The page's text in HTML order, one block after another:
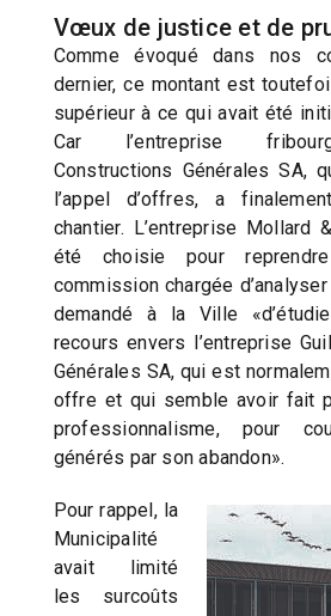
Vœux de justice et de
Comme évoqué dans nos
dernier, ce montant est
supérieur à ce qui avait été
Car l’entreprise
Constructions Générales SA,
l’appel d’offres, a
chantier. L’entreprise Mollard
été choisie pour
commission chargée
demandé à la Ville
recours envers l’entreprise
Générales SA, qui est
offre et qui semble avoir fait
professionnalisme, pour
générés par son abandon».
Pour rappel, la
Municipalité
avait limité
les surcoûts